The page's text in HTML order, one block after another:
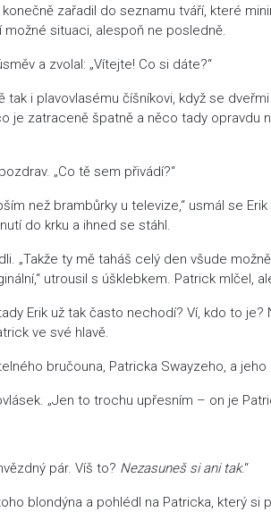
konečně zařadil do seznamu tváří, které
situaci, alespoň ne posledně.
a zvolal: „Vítejte! Co si dáte?“
tak i plavovlasému číšníkovi, když se
je zatraceně špatně a něco tady opravdu
„Co tě sem přivádí?“
než brambůrky u televize,“ usmál se
do krku a ihned se stáhl.
„Takže ty mě taháš celý den všude
utrousil s úšklebkem. Patrick mlčel,
Erik už tak často nechodí? Ví, kdo to je?
ve své hlavě.
bručouna, Patricka Swayzeho, a jeho
„Jen to trochu upřesním – on je
pár. Víš to? Nezasuneš si ani tak.“
blondýna a pohlédl na Patricka, který si